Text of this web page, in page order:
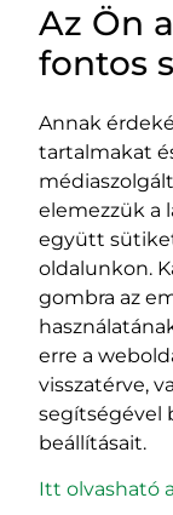
HASZNOS
400029
Fürdő (Card.
tel/fax:
email:
Az Ön
fontos
Annak
tartalmakat
elemezzük a
együtt
oldalunkon.
gombra az
erre a
visszatérve,
segítségével
beállításait.
Itt olvasható